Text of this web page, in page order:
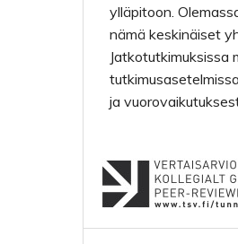
ylläpitoon.
nämä keskinäiset
Jatkotutkimuksissa
ja